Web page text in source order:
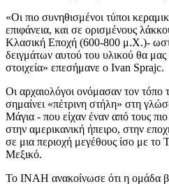
«Οι πιο συνηθισμένοι τύποι
επιφάνεια, και σε ορισμένους
Κλασική Εποχή (600-800 μ.Χ.)-
δειγμάτων αυτού του υλικού θα μας
στοιχεία» επεσήμανε ο Ivan Sprajc.
Οι αρχαιολόγοι ονόμασαν τον τόπο
σημαίνει «πέτρινη στήλη» στη
Μάγια - που είχαν έναν από τους
στην αμερικανική ήπειρο, στην
σε μια περιοχή μεγέθους ίσο με το
Μεξικό.
Το INAH ανακοίνωσε ότι η ομάδα